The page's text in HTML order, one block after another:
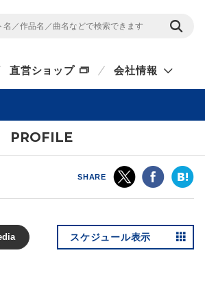
直営ショップ 会社情報
PROFILE
SHARE
スケジュール表示